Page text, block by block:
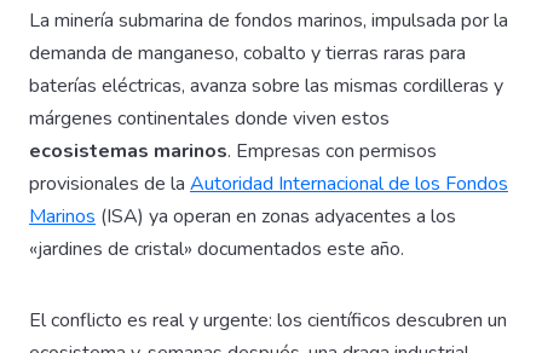
La minería submarina de fondos marinos, impulsada por la
demanda de manganeso, cobalto y tierras raras para
baterías eléctricas, avanza sobre las mismas cordilleras y
márgenes continentales donde viven estos
ecosistemas marinos. Empresas con permisos
provisionales de la Autoridad Internacional de los Fondos
Marinos (ISA) ya operan en zonas adyacentes a los
«jardines de cristal» documentados este año.
El conflicto es real y urgente: los científicos descubren un